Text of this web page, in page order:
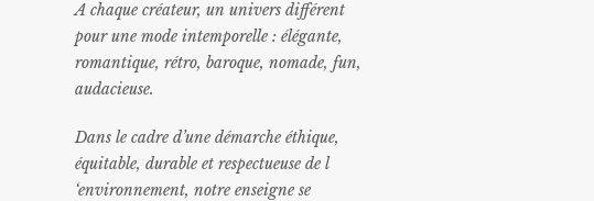
A chaque créateur, un univers différent
pour une mode intemporelle : élégante,
romantique, rétro, baroque, nomade, fun,
audacieuse.
Dans le cadre d’une démarche éthique,
équitable, durable et respectueuse de l
‘environnement, notre enseigne se